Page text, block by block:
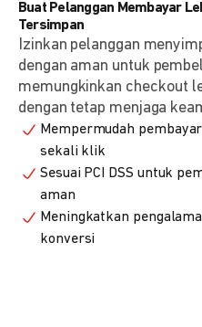
Buat Pelanggan Membayar
Tersimpan
Izinkan pelanggan
dengan aman untuk
memungkinkan checkout
dengan tetap menjaga
Mempermudah
sekali klik
Sesuai PCI DSS untuk
aman
Meningkatkan
konversi